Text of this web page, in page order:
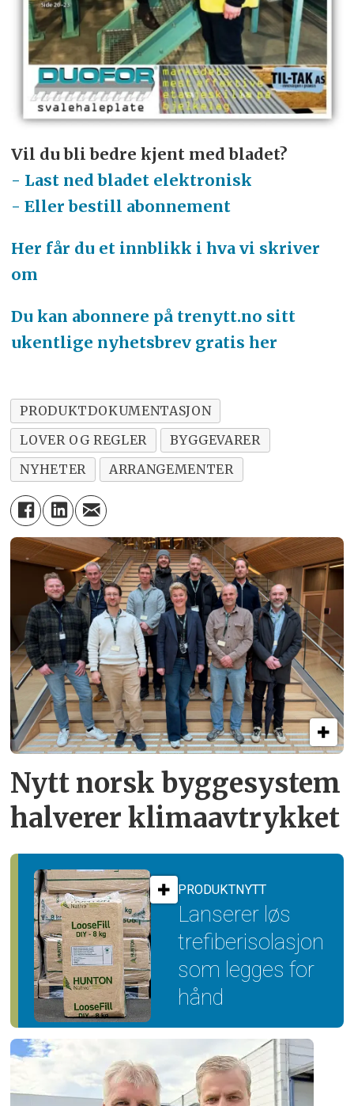
Vil du bli bedre kjent med bladet?
- Last ned bladet elektronisk
- Eller bestill abonnement
Her får du et innblikk i hva vi skriver
om
Du kan abonnere på trenytt.no sitt
ukentlige nyhetsbrev gratis her
PRODUKTDOKUMENTASJON
LOVER OG REGLER
BYGGEVARER
NYHETER
ARRANGEMENTER
Nytt norsk byggesystem
halverer klimaavtrykket
PRODUKTNYTT
Lanserer løs
trefiber­isolasjon
som legges for
hånd